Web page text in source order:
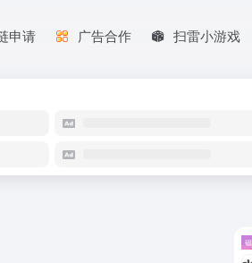
申请 广告合作 扫雷小游戏